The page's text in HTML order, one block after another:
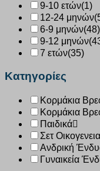
9-10 ετών(1)
12-24 μηνών
6-9 μηνών(48)
9-12 μηνών
7 ετών(35)
Κατηγορίες
Κορμάκια
Κορμάκια
Παιδικά
Σετ
Ανδρική
Γυναικεία